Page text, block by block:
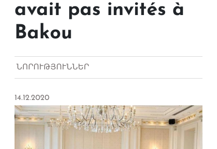
avait pas invités à
Bakou
ՆՈՐՈՒԹՅՈՒՆՆԵՐ
14.12.2020